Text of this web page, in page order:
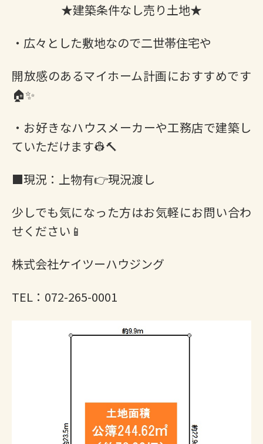
★建築条件なし売り土地★
・広々とした敷地なので二世帯住宅や
開放感のあるマイホーム計画におすすめです
🏠✨
・お好きなハウスメーカーや工務店で建築し
ていただけます👷🔨
■現況：上物有👉現況渡し
少しでも気になった方はお気軽にお問い合わ
せください📱
株式会社ケイツーハウジング
TEL：072-265-0001